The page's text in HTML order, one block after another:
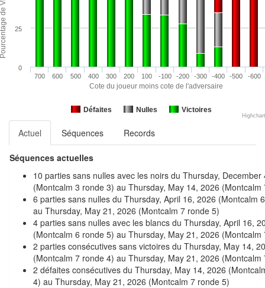
Cote du joueur moins cote de l'adversaire
Défaites Nulles Victoires
700 600 500 400 300 200 100 -100 -200 -300 -400 -500 -600
0
25
Actuel Séquences Records
Séquences actuelles
10 parties sans nulles avec les noirs du Thursday, December
(Montcalm 3 ronde 3) au Thursday, May 14, 2026 (Montcalm
6 parties sans nulles du Thursday, April 16, 2026 (Montcalm
au Thursday, May 21, 2026 (Montcalm 7 ronde 5)
4 parties sans nulles avec les blancs du Thursday, April 16,
(Montcalm 6 ronde 5) au Thursday, May 21, 2026 (Montcalm
2 parties consécutives sans victoires du Thursday, May 14,
(Montcalm 7 ronde 4) au Thursday, May 21, 2026 (Montcalm
2 défaites consécutives du Thursday, May 14, 2026
4) au Thursday, May 21, 2026 (Montcalm 7 ronde 5)